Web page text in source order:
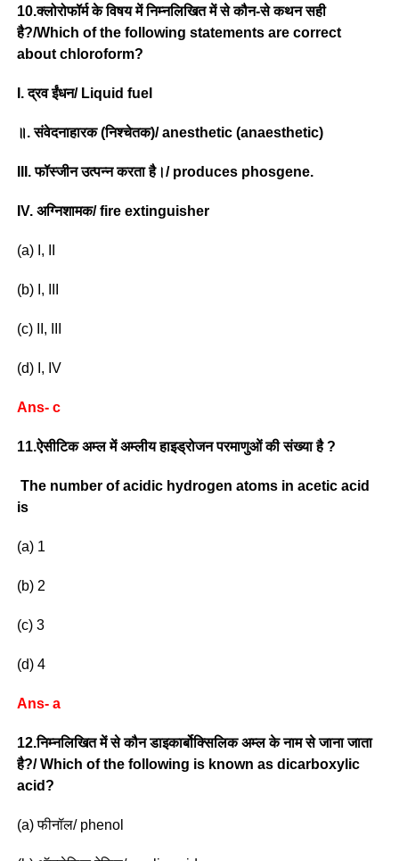
10.क्लोरोफॉर्म के विषय में निम्नलिखित में से कौन-से कथन सही
है?/Which of the following statements are correct
about chloroform?
I. द्रव ईंधन/ Liquid fuel
॥. संवेदनाहारक (निश्चेतक)/ anesthetic (anaesthetic)
III. फॉस्जीन उत्पन्न करता है।/ produces phosgene.
IV. अग्निशामक/ fire extinguisher
(a) I, II
(b) I, III
(c) II, III
(d) I, IV
Ans- c
11.ऐसीटिक अम्ल में अम्लीय हाइड्रोजन परमाणुओं की संख्या है ?
The number of acidic hydrogen atoms in acetic acid
is
(a) 1
(b) 2
(c) 3
(d) 4
Ans- a
12.निम्नलिखित में से कौन डाइकार्बोक्सिलिक अम्ल के नाम से जाना जाता
है?/ Which of the following is known as dicarboxylic
acid?
(a) फीनॉल/ phenol